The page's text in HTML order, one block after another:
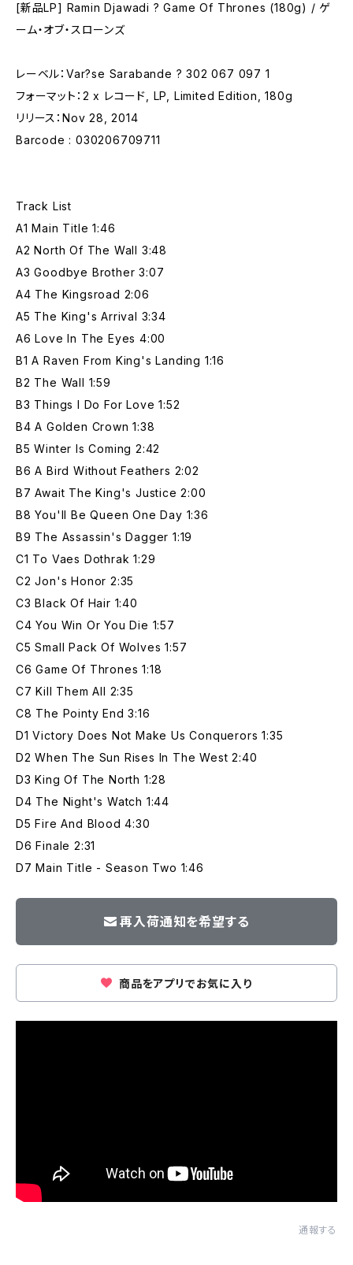
[新品LP] Ramin Djawadi ? Game Of Thrones (180g) / ゲ
ーム・オブ・スローンズ
レーベル：Var?se Sarabande ? 302 067 097 1
フォーマット：2 x レコード, LP, Limited Edition, 180g
リリース：Nov 28, 2014
Barcode : 030206709711
Track List
A1 Main Title 1:46
A2 North Of The Wall 3:48
A3 Goodbye Brother 3:07
A4 The Kingsroad 2:06
A5 The King's Arrival 3:34
A6 Love In The Eyes 4:00
B1 A Raven From King's Landing 1:16
B2 The Wall 1:59
B3 Things I Do For Love 1:52
B4 A Golden Crown 1:38
B5 Winter Is Coming 2:42
B6 A Bird Without Feathers 2:02
B7 Await The King's Justice 2:00
B8 You'll Be Queen One Day 1:36
B9 The Assassin's Dagger 1:19
C1 To Vaes Dothrak 1:29
C2 Jon's Honor 2:35
C3 Black Of Hair 1:40
C4 You Win Or You Die 1:57
C5 Small Pack Of Wolves 1:57
C6 Game Of Thrones 1:18
C7 Kill Them All 2:35
C8 The Pointy End 3:16
D1 Victory Does Not Make Us Conquerors 1:35
D2 When The Sun Rises In The West 2:40
D3 King Of The North 1:28
D4 The Night's Watch 1:44
D5 Fire And Blood 4:30
D6 Finale 2:31
D7 Main Title - Season Two 1:46
再入荷通知を希望する
商品をアプリでお気に入り
通報する